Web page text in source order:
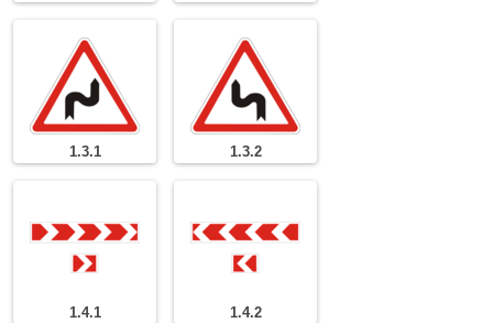
1.3.1 1.3.2
1.4.1 1.4.2